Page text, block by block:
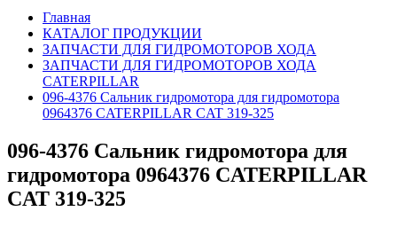
Главная
КАТАЛОГ ПРОДУКЦИИ
ЗАПЧАСТИ ДЛЯ ГИДРОМОТОРОВ ХОДА
ЗАПЧАСТИ ДЛЯ ГИДРОМОТОРОВ ХОДА
CATERPILLAR
096-4376 Сальник гидромотора для гидромотора
0964376 CATERPILLAR CAT 319-325
096-4376 Сальник гидромотора для
гидромотора 0964376 CATERPILLAR
CAT 319-325